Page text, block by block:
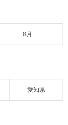
8月
愛知県